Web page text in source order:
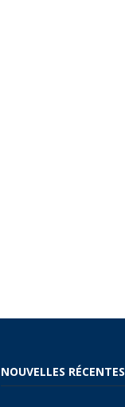
NOUVELLES RÉCENTES